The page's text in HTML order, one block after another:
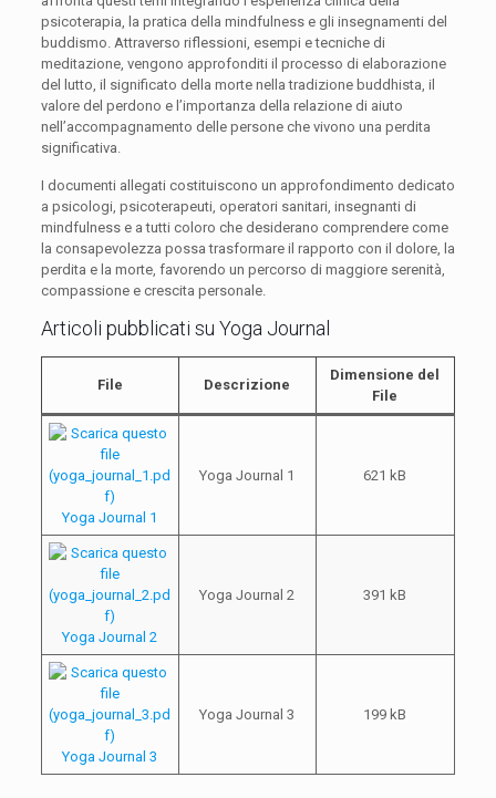
psicoterapia, la pratica della mindfulness e gli insegnamenti del
buddismo. Attraverso riflessioni, esempi e tecniche di
meditazione, vengono approfonditi il processo di elaborazione
del lutto, il significato della morte nella tradizione buddhista, il
valore del perdono e l’importanza della relazione di aiuto
nell’accompagnamento delle persone che vivono una perdita
significativa.
I documenti allegati costituiscono un approfondimento dedicato
a psicologi, psicoterapeuti, operatori sanitari, insegnanti di
mindfulness e a tutti coloro che desiderano comprendere come
la consapevolezza possa trasformare il rapporto con il dolore, la
perdita e la morte, favorendo un percorso di maggiore serenità,
compassione e crescita personale.
Articoli pubblicati su Yoga Journal
File Descrizione
Dimensione del
File
Yoga Journal 1
Yoga Journal 1 621 kB
Yoga Journal 2
Yoga Journal 2 391 kB
Yoga Journal 3
Yoga Journal 3 199 kB